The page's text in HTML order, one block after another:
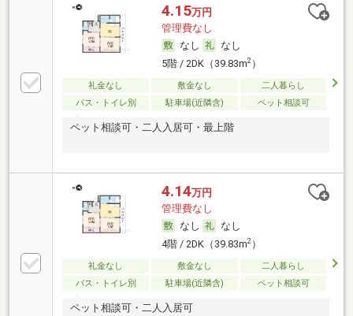
4.15万円
管理費なし
なし
なし
5階 / 2DK（39.83m2）
礼金なし 敷金なし
二人暮らし
バス・トイレ別
駐車場(近隣含) ペット相談可
ペット相談可・二人入居可・最上階
4.14万円
管理費なし
なし
なし
4階 / 2DK（39.83m2）
礼金なし 敷金なし
二人暮らし
バス・トイレ別
駐車場(近隣含) ペット相談可
ペット相談可・二人入居可